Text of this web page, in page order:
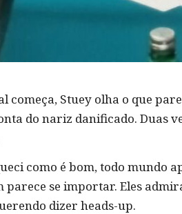
começa, Stuey olha o que
do nariz danificado. Duas
como é bom, todo mundo
se importar. Eles
dizer heads-up.